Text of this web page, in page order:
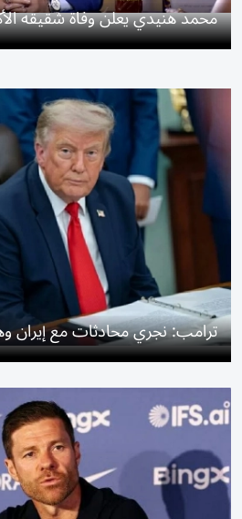
محمد هنيدي يعلن وفاة شقيقه
ترامب: نجري محادثات مع إيران